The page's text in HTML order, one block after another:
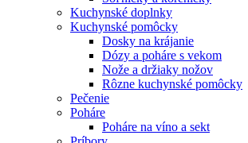
Kuchynské doplnky
Kuchynské pomôcky
Dosky na krájanie
Dózy a poháre s vekom
Nože a držiaky nožov
Rôzne kuchynské pomôcky
Pečenie
Poháre
Poháre na víno a sekt